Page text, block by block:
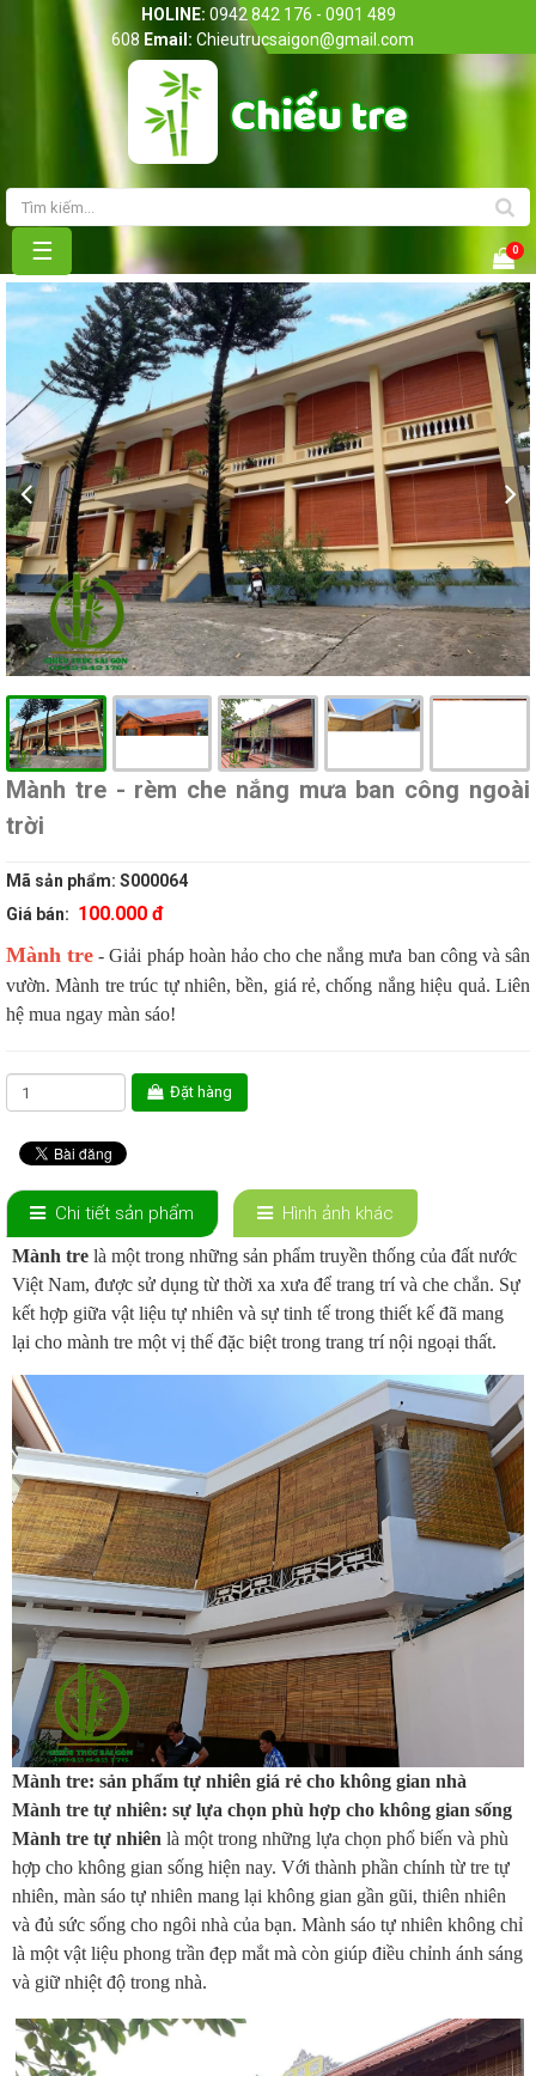
HOLINE: 0942 842 176 - 0901 489
608 Email: Chieutrucsaigon@gmail.com
0
Trang chủ
Giới thiệu
Sản phẩm
Bảng giá
Tin Tức
Liên hệ
☰
Mành tre - rèm che nắng mưa ban công ngoài
trời
Mã sản phẩm: S000064
Giá bán: 100.000 đ
Mành tre - Giải pháp hoàn hảo cho che nắng mưa ban công và sân
vườn. Mành tre trúc tự nhiên, bền, giá rẻ, chống nắng hiệu quả. Liên
hệ mua ngay màn sáo!
Đặt hàng
Chi tiết sản phẩm Hình ảnh khác
Mành tre là một trong những sản phẩm truyền thống của đất nước
Việt Nam, được sử dụng từ thời xa xưa để trang trí và che chắn. Sự
kết hợp giữa vật liệu tự nhiên và sự tinh tế trong thiết kế đã mang
lại cho mành tre một vị thế đặc biệt trong trang trí nội ngoại thất.
Mành tre: sản phẩm tự nhiên giá rẻ cho không gian nhà
Mành tre tự nhiên: sự lựa chọn phù hợp cho không gian sống
Mành tre tự nhiên là một trong những lựa chọn phổ biến và phù
hợp cho không gian sống hiện nay. Với thành phần chính từ tre tự
nhiên, màn sáo tự nhiên mang lại không gian gần gũi, thiên nhiên
và đủ sức sống cho ngôi nhà của bạn. Mành sáo tự nhiên không chỉ
là một vật liệu phong trần đẹp mắt mà còn giúp điều chỉnh ánh sáng
và giữ nhiệt độ trong nhà.